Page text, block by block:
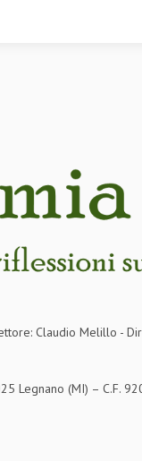
Claudio Melillo -
Legnano (MI) –